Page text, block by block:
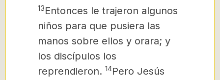
13Entonces le trajeron algunos
niños para que pusiera las
manos sobre ellos y orara; y
los discípulos los
reprendieron. 14Pero Jesús